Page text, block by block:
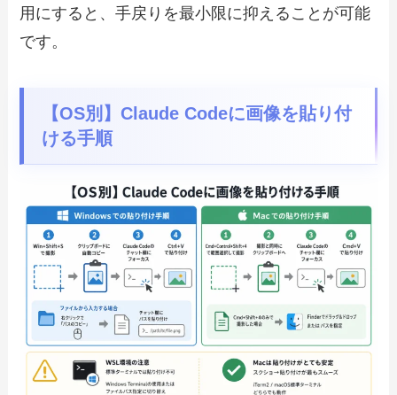
用にすると、手戻りを最小限に抑えることが可能
です。
【OS別】Claude Codeに画像を貼り付
ける手順